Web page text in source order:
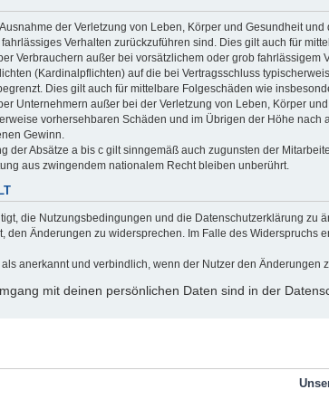
der Verletzung von Leben, Körper und Gesundheit
Verhalten zurückzuführen sind. Dies gilt auch für
Verbrauchern außer bei vorsätzlichem oder grob
(Kardinalpflichten) auf die bei Vertragsschluss
Dies gilt auch für mittelbare Folgeschäden wie
Unternehmern außer bei der Verletzung von Leben, Körper
vorhersehbaren Schäden und im Übrigen der Höhe
Gewinn.
der Absätze a bis c gilt sinngemäß auch zugunsten der
aus zwingendem nationalem Recht bleiben unberührt.
die Nutzungsbedingungen und die Datenschutzerklärung zu
den Änderungen zu widersprechen. Im Falle des
anerkannt und verbindlich, wenn der Nutzer den Änderungen
mit deinen persönlichen Daten sind in der